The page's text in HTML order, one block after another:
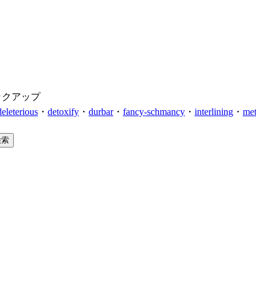
アップ
・ detoxify ・ durbar・ fancy-schmancy ・ interlining ・